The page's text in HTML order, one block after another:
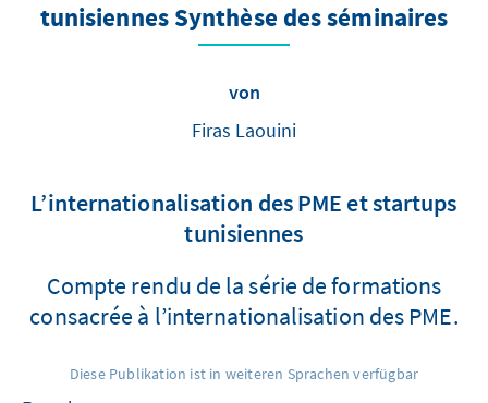
tunisiennes Synthèse des séminaires
von
Firas Laouini
L’internationalisation des PME et startups
tunisiennes
Compte rendu de la série de formations
consacrée à l’internationalisation des PME.
Diese Publikation ist in weiteren Sprachen verfügbar